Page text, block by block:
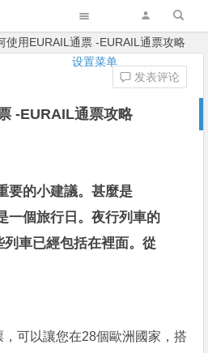
设置菜单
使用EURAIL通票 -EURAIL通票攻略
-EURAIL通票攻略
发表评论
要的小建議。甚麼是
一個旅行日。夜行列車的
列車已經包括在裡面。從
可以讓您在28個歐洲國家，搭